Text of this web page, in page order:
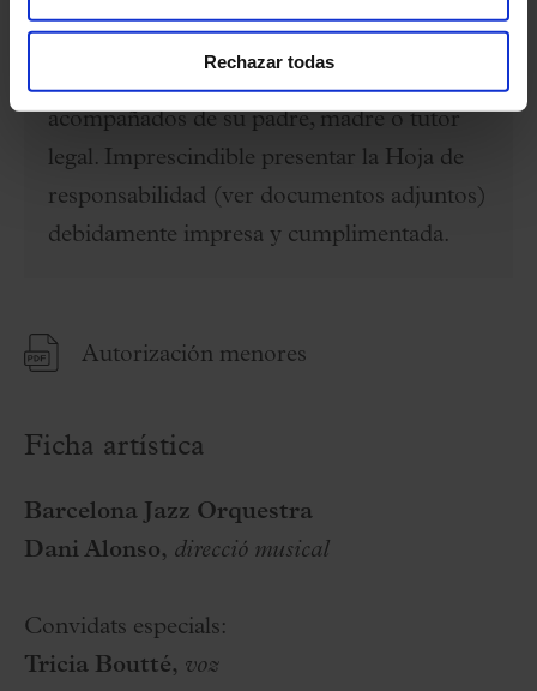
Rechazar todas
acompañados de su padre, madre o tutor
legal. Imprescindible presentar la Hoja de
responsabilidad (ver documentos adjuntos)
debidamente impresa y cumplimentada.
Autorización menores
Ficha artística
Barcelona Jazz Orquestra
Dani Alonso, direcció musical
Convidats especials:
Tricia Boutté, voz